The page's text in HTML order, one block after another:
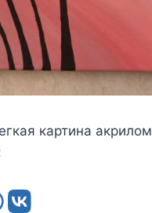
картина акрилом